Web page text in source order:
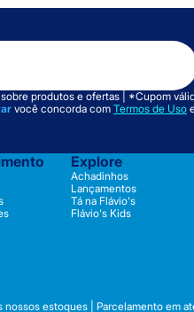
produtos e ofertas | *Cupom
você concorda com Termos de Uso
Explore
Achadinhos
Lançamentos
Tá na Flávio's
Flávio's Kids
estoques | Parcelamento em